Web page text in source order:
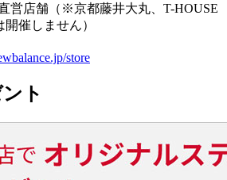
営店舗（※京都藤井大丸、T-HOUSE
開催しません）
store
ト